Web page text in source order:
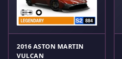
2016 ASTON MARTIN
VULCAN